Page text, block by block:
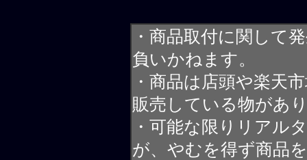
・商品取付に関して
負いかねます。
・商品は店頭や楽天
販売している物があ
・可能な限りリアル
が、やむを得ず商品